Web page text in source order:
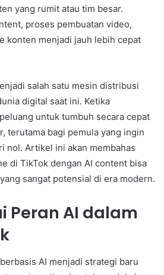
yang rumit atau tim besar.
proses pembuatan video,
konten menjadi jauh lebih cepat
salah satu mesin distribusi
digital saat ini. Ketika
untuk tumbuh secara cepat
terutama bagi pemula yang ingin
nol. Artikel ini akan membahas
di TikTok dengan AI content bisa
sangat potensial di era modern.
Peran AI dalam
AI menjadi strategi baru